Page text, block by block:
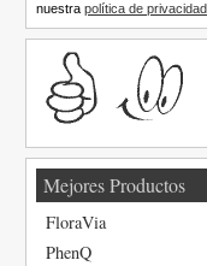
nuestrapolítica de privacidad
Mejores Productos
FloraVia
PhenQ